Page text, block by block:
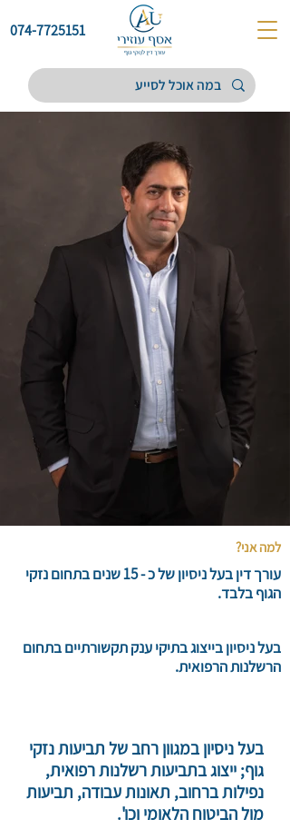
074-7725151
למה אני?
עורך דין בעל ניסיון של כ - 15 שנים בתחום נזקי
הגוף בלבד.
בעל ניסיון בייצוג בתיקי ענק תקשורתיים בתחום
הרשלנות הרפואית.
בעל ניסיון במגוון רחב של תביעות נזקי
גוף; ייצוג בתביעות רשלנות רפואית,
נפילות ברחוב, תאונות עבודה, תביעות
מול הביטוח הלאומי וכו'.